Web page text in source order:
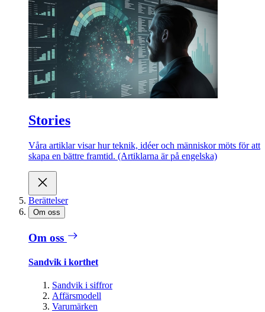
Stories
Våra artiklar visar hur teknik, idéer och människor möts för att
skapa en bättre framtid. (Artiklarna är på engelska)
Berättelser
Om oss
Om oss
Sandvik i korthet
Sandvik i siffror
Affärsmodell
Varumärken